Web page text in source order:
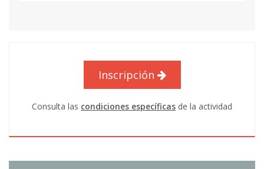
Horario de atención: de lunes a viernes de 9:00 a
Inscripción
Consulta las condiciones específicas de la actividad